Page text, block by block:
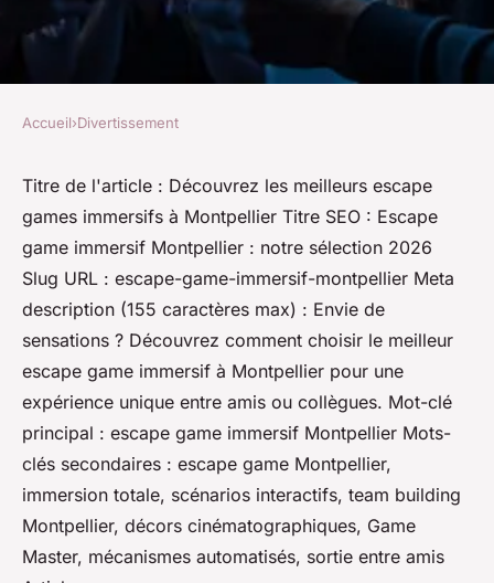
Découvrez les meilleurs
escape games immersifs à
Montpellier
Claude•01/06/2026 08:16•11 min de lecture
Accueil›Divertissement
Titre de l'article : Découvrez les meilleurs escape
games immersifs à Montpellier Titre SEO : Escape
game immersif Montpellier : notre sélection 2026
Slug URL : escape-game-immersif-montpellier Meta
description (155 caractères max) : Envie de
sensations ? Découvrez comment choisir le meilleur
escape game immersif à Montpellier pour une
expérience unique entre amis ou collègues. Mot-clé
principal : escape game immersif Montpellier Mots-
clés secondaires : escape game Montpellier,
immersion totale, scénarios interactifs, team building
Montpellier, décors cinématographiques, Game
Master, mécanismes automatisés, sortie entre amis